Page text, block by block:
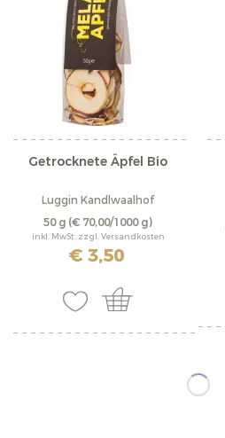
Getrocknete Äpfel Bio
Luggin Kandlwaalhof
50 g (€ 70,00/1000 g)
inkl. MwSt. zzgl. Versandkosten
€ 3,50